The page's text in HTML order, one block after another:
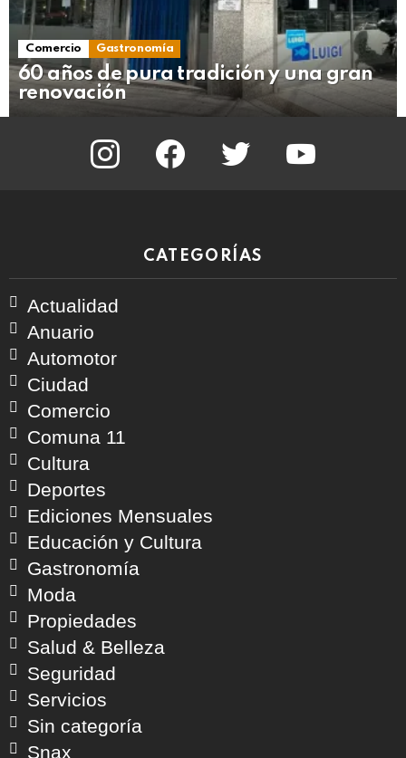
Comercio Gastronomía
60 años de pura tradición y una gran
renovación
instagram facebook twitter
CATEGORÍAS
Actualidad
Anuario
Automotor
Ciudad
Comercio
Comuna 11
Cultura
Deportes
Ediciones Mensuales
Educación y Cultura
Gastronomía
Moda
Propiedades
Salud & Belleza
Seguridad
Servicios
Sin categoría
Snax